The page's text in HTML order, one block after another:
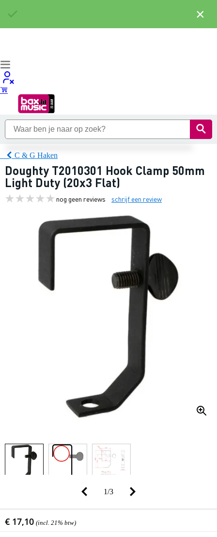
C & G Haken
Doughty T2010301 Hook Clamp 50mm
Light Duty (20x3 Flat)
nog geen reviews schrijf een review
1/3
€ 17,10 (incl. 21% btw)
×